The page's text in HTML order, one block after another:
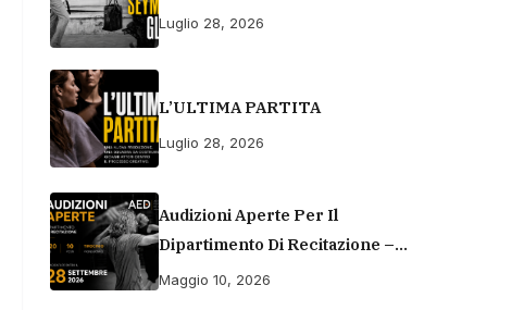
Luglio 28, 2026
L’ULTIMA PARTITA
Luglio 28, 2026
Audizioni Aperte Per Il
Dipartimento Di Recitazione –
Accademia Europea Di Danza
Maggio 10, 2026